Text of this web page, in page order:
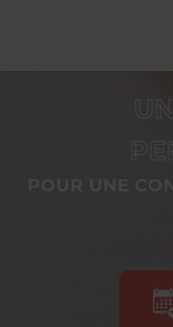
POUR UNE